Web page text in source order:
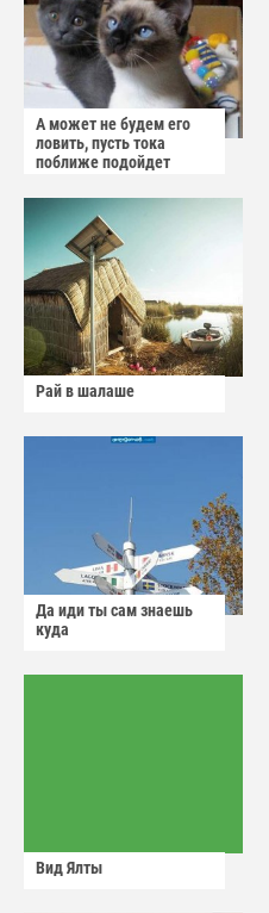
А может не будем его
ловить, пусть тока
поближе подойдет
Рай в шалаше
Да иди ты сам знаешь
куда
Вид Ялты